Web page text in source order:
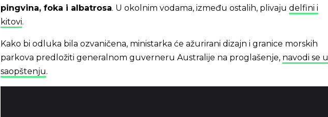
pingvina, foka i albatrosa. U okolnim vodama, između ostalih, plivaju delfini i
kitovi.
Kako bi odluka bila ozvaničena, ministarka će ažurirani dizajn i granice morskih
parkova predložiti generalnom guverneru Australije na proglašenje, navodi se u
saopštenju.